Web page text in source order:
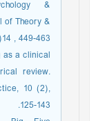
&
of Theory &
, 449-463.
as a clinical
review.
10 (2),
125-143.